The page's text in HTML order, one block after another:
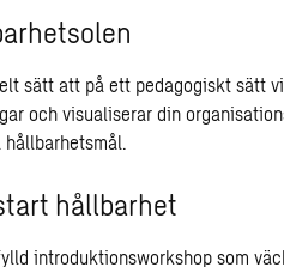
sätt att på ett pedagogiskt sätt
och visualiserar din
hållbarhetsmål.
hållbarhet
introduktionsworkshop som